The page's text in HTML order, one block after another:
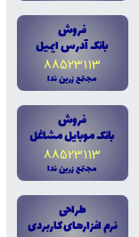
فروش
بانک آدرس ايميل
88523113
مجتمع زرين ندا
فروش
بانک موبايل مشاغل
88523113
مجتمع زرين ندا
طراحى
نرم افزارهاى کاربردى